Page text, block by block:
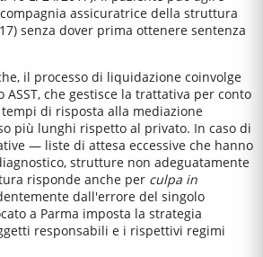
assicuratrice della struttura
senza dover prima ottenere sentenza
il processo di liquidazione coinvolge
ASST, che gestisce la trattativa per conto
di risposta alla mediazione
più lunghi rispetto al privato. In caso di
— liste di attesa eccessive che hanno
strutture non adeguatamente
risponde anche per culpa in
dall'errore del singolo
a Parma imposta la strategia
responsabili e i rispettivi regimi